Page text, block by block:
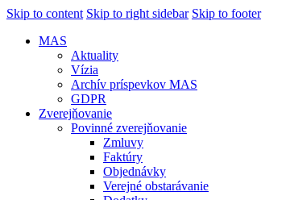
Skip to content Skip to right sidebar Skip to footer
MAS
Aktuality
Vízia
Archív príspevkov MAS
GDPR
Zverejňovanie
Povinné zverejňovanie
Zmluvy
Faktúry
Objednávky
Verejné obstarávanie